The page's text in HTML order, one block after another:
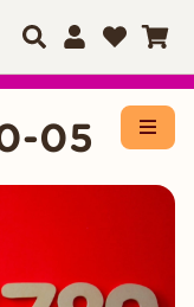
05